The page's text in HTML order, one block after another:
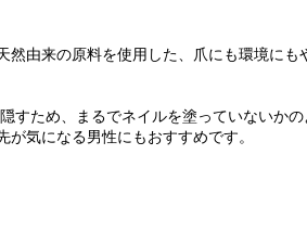
由来の原料を使用した、爪にも環境にも
すため、まるでネイルを塗っていないか
気になる男性にもおすすめです。